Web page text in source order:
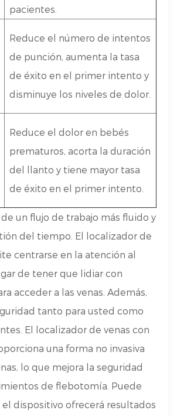
pacientes.
Reduce el número de intentos
de punción, aumenta la tasa
de éxito en el primer intento y
disminuye los niveles de dolor.
Reduce el dolor en bebés
prematuros, acorta la duración
del llanto y tiene mayor tasa
de éxito en el primer intento.
un flujo de trabajo más fluido y
del tiempo. El localizador de
centrarse en la atención al
de tener que lidiar con
acceder a las venas. Además,
tanto para usted como
El localizador de venas con
una forma no invasiva
lo que mejora la seguridad
de flebotomía. Puede
el dispositivo ofrecerá resultados